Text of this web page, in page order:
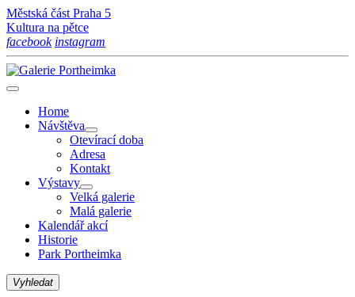
Městská část Praha 5
Kultura na pětce
facebook instagram
Home
Návštěva
Otevírací doba
Adresa
Kontakt
Výstavy
Velká galerie
Malá galerie
Kalendář akcí
Historie
Park Portheimka
Vyhledat